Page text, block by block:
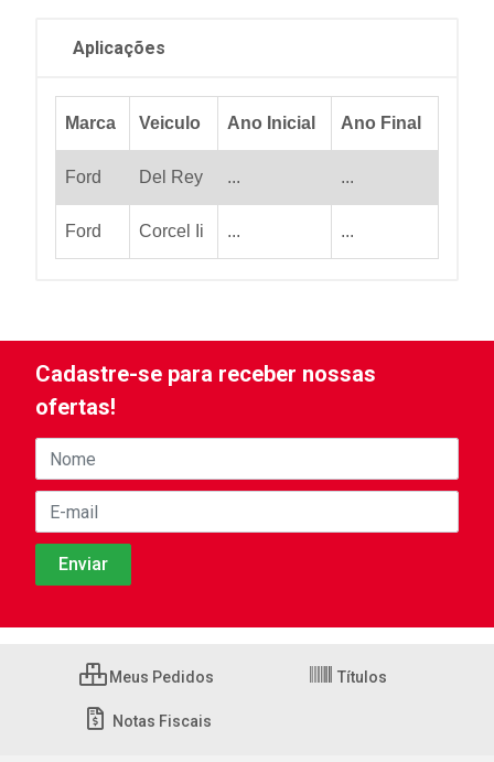
Aplicações
Marca Veiculo Ano Inicial Ano Final
Ford Del Rey ... ...
Ford Corcel Ii ... ...
Cadastre-se para receber nossas
ofertas!
Meus Pedidos Títulos
Notas Fiscais